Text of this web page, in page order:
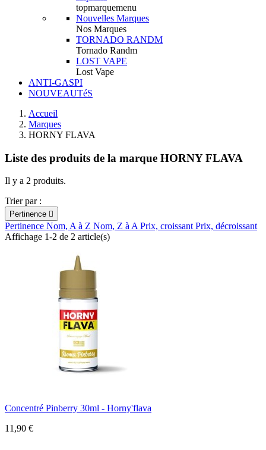
topmarquemenu
Nouvelles Marques
Nos Marques
TORNADO RANDM
Tornado Randm
LOST VAPE
Lost Vape
ANTI-GASPI
NOUVEAUTéS
Accueil
Marques
HORNY FLAVA
Liste des produits de la marque HORNY FLAVA
Il y a 2 produits.
Trier par :
Pertinence 
Pertinence Nom, A à Z Nom, Z à APrix, croissantPrix, décroissant
Affichage 1-2 de 2 article(s)
Concentré Pinberry 30ml - Horny'flava
11,90 €